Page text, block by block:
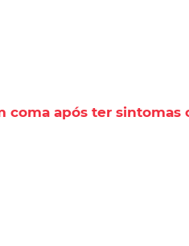
coma após ter